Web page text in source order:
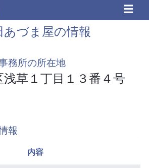
☰
あづま屋の情報
務所の所在地
浅草１丁目１３番４号
報
内容